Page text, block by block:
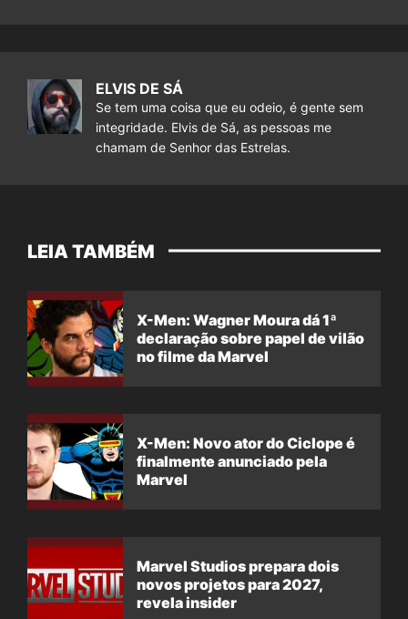
ELVIS DE SÁ
Se tem uma coisa que eu odeio, é gente sem
integridade. Elvis de Sá, as pessoas me
chamam de Senhor das Estrelas.
LEIA TAMBÉM
X-Men: Wagner Moura dá 1ª
declaração sobre papel de vilão
no filme da Marvel
X-Men: Novo ator do Ciclope é
finalmente anunciado pela
Marvel
Marvel Studios prepara dois
novos projetos para 2027,
revela insider